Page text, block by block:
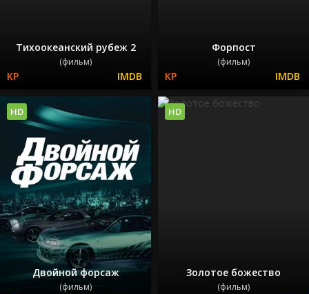
Тихоокеанский рубеж 2
(фильм)
Форпост
(фильм)
Двойной форсаж
(фильм)
HD
Золотое божество
(фильм)
HD